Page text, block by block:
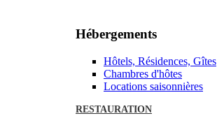
Hébergements
Hôtels, Résidences, Gîtes
Chambres d'hôtes
Locations saisonnières
RESTAURATION